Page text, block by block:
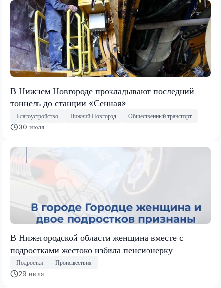
В Нижнем Новгороде прокладывают последний
тоннель до станции «Сенная»
Благоустройство Нижний Новгород Общественный транспорт
30 июля
В Нижегородской области женщина вместе с
подростками жестоко избила пенсионерку
Подростки Происшествия
29 июля